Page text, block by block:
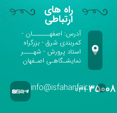
راه های
ارتباطی
آدرس: اصفهـــــــان -
کمربندی شرق - بزرگراه
استاد پرورش - شهــــر
نمایشـگاهـی اصـفهان
۰۳۱-۳۵۰۰۸info@isfahanfair.ir